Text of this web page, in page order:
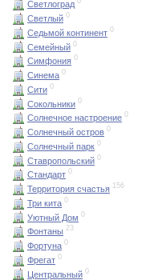
Светлоград
Светлый 0
Седьмой континент 0
Семейный 0
Симфония 0
Синема 0
Сити 0
Сокольники 0
Солнечное настроение 0
Солнечный остров 0
Солнечный парк 0
Ставропольский 0
Стандарт 0
Территория счастья 156
Три кита 0
Уютный Дом 0
Фонтаны 23
Фортуна 0
Фрегат 0
Центральный 0